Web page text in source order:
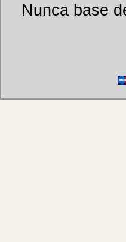
Nunca base